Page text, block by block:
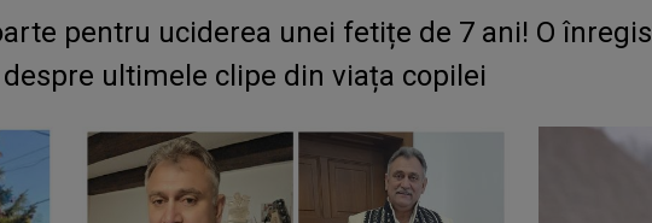
pentru uciderea unei fetițe de 7 ani! O
despre ultimele clipe din viața copilei